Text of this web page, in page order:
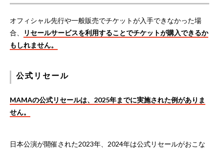
オフィシャル先行や一般販売でチケットが入手できなかった場
合、
リセールサービスを利用することでチケットが購入できるか
もしれません。
公式リセール
MAMAの公式リセールは、2025年までに実施された例がありま
せん。
日本公演が開催された2023年、2024年は公式リセールがおこな